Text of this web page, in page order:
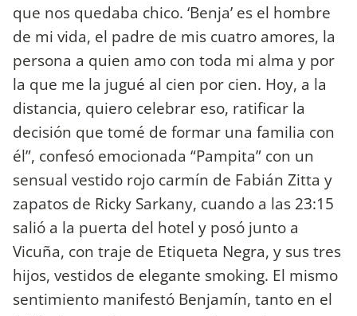
que nos quedaba chico. ‘Benja’ es el hombre
de mi vida, el padre de mis cuatro amores, la
persona a quien amo con toda mi alma y por
la que me la jugué al cien por cien. Hoy, a la
distancia, quiero celebrar eso, ratificar la
decisión que tomé de formar una familia con
él”, confesó emocionada “Pampita” con un
sensual vestido rojo carmín de Fabián Zitta y
zapatos de Ricky Sarkany, cuando a las 23:15
salió a la puerta del hotel y posó junto a
Vicuña, con traje de Etiqueta Negra, y sus tres
hijos, vestidos de elegante smoking. El mismo
sentimiento manifestó Benjamín, tanto en el